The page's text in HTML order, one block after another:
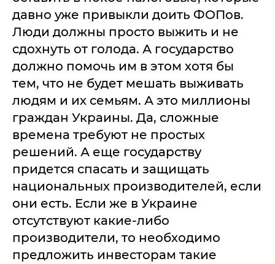
давно уже привыкли доить ФОПов.
Люди должны просто выжить и не
сдохнуть от голода. А государство
должно помочь им в этом хотя бы
тем, что не будет мешать выживать
людям и их семьям. А это миллионы
граждан Украины. Да, сложные
времена требуют не простых
решений. А еще государству
придется спасать и защищать
национальных производителей, если
они есть. Если же в Украине
отсутствуют какие-либо
производители, то необходимо
предложить инвесторам такие